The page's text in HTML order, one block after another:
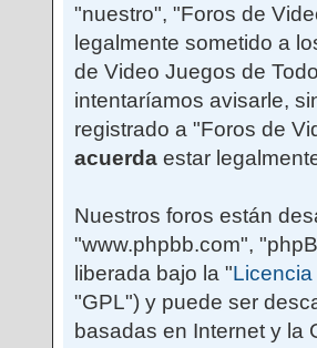
"nuestro", "Foros de
legalmente sometido a
de Video Juegos de
intentaríamos avisarle,
registrado a "Foros de
acuerda estar
Nuestros foros están
"www.phpbb.com",
liberada bajo la "
"GPL") y puede ser
basadas en Internet y la